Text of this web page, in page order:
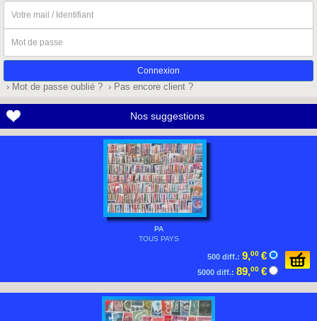
mail
/
Identifiant
de
passe
› Mot de passe oublié ? › Pas encore client ?
Nos suggestions
PA
TOUS PAYS
500 diff.: 9,00 €
5000 diff.: 89,00 €